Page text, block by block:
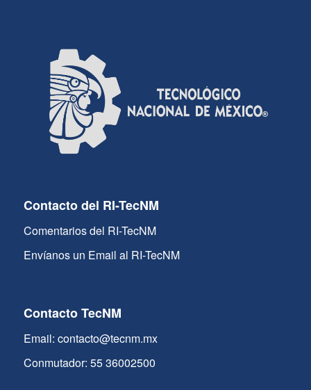
Contacto del RI-TecNM
Comentarios del RI-TecNM
Envíanos un Email al RI-TecNM
Contacto TecNM
Email: contacto@tecnm.mx
Conmutador: 55 36002500